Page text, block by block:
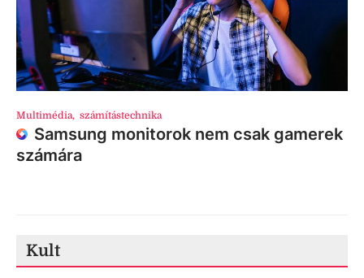
Multimédia, számítástechnika
Samsung monitorok nem csak gamerek
számára
Kult